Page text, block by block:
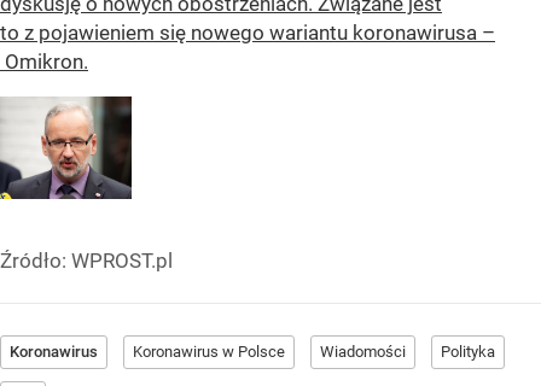
to z pojawieniem się nowego wariantu koronawirusa –
Omikron.
Źródło: WPROST.pl
Koronawirus Koronawirus w Polsce Wiadomości Polityka